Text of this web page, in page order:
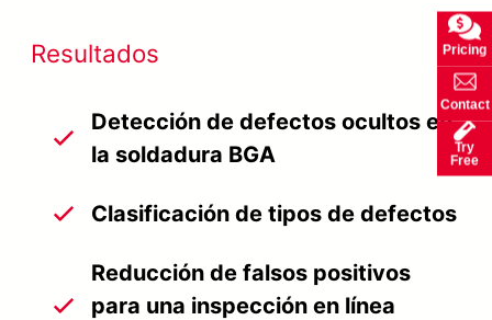
Resultados
Detección de defectos ocultos en
la soldadura BGA
Clasificación de tipos de defectos
Reducción de falsos positivos
para una inspección en línea
Pricing
Contact
Try
Free